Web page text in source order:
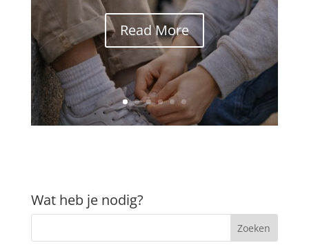
Read More
Wat heb je nodig?